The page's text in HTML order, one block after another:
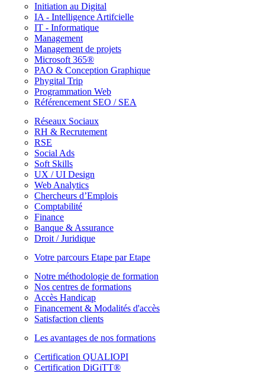
Initiation au Digital
IA - Intelligence Artifcielle
IT - Informatique
Management
Management de projets
Microsoft 365®
PAO & Conception Graphique
Phygital Trip
Programmation Web
Référencement SEO / SEA
Réseaux Sociaux
RH & Recrutement
RSE
Social Ads
Soft Skills
UX / UI Design
Web Analytics
Chercheurs d’Emplois
Comptabilité
Finance
Banque & Assurance
Droit / Juridique
Votre parcours Etape par Etape
Notre méthodologie de formation
Nos centres de formations
Accès Handicap
Financement & Modalités d'accès
Satisfaction clients
Les avantages de nos formations
Certification QUALIOPI
Certification DiGiTT®